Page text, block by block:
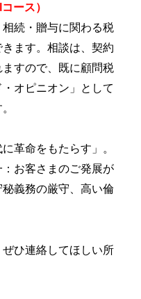
ース）
続・贈与に関わる税
ます。相談は、契約
すので、既に顧問税
オピニオン」として
革命をもたらす」。
お客さまのご発展が
義務の厳守、高い倫
ひ連絡してほしい所